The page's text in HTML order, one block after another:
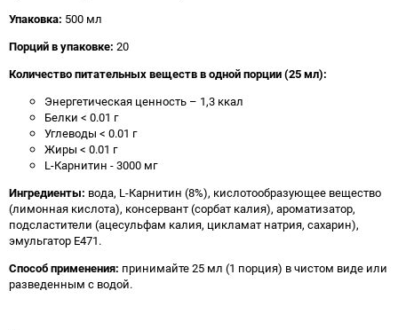
Упаковка: 500 мл
Порций в упаковке: 20
Количество питательных веществ в одной порции (25 мл):
Энергетическая ценность – 1,3 ккал
Белки < 0.01 г
Углеводы < 0.01 г
Жиры < 0.01 г
L-Карнитин - 3000 мг
Ингредиенты: вода, L-Карнитин (8%), кислотообразующее вещество
(лимонная кислота), консервант (сорбат калия), ароматизатор,
подсластители (ацесульфам калия, цикламат натрия, сахарин),
эмульгатор Е471.
Способ применения: принимайте 25 мл (1 порция) в чистом виде или
разведенным с водой.